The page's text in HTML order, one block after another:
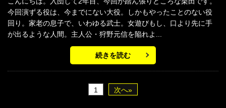
今回演ずる役は、今までにない大役。しかもやったことのない役
回り。家老の息子で、いわゆる武士。女遊びもし、口より先に手
が出るような人間。主人公・狩野元信を陥れよ...
続きを読む
1 次へ»